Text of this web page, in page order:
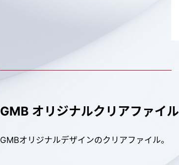
GMB オリジナルクリアファイル
GMBオリジナルデザインのクリアファイル。